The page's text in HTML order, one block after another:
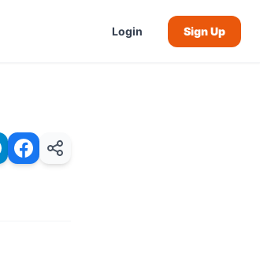
Login Sign Up